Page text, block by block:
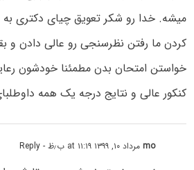
میشه. خدا رو شکر تعویق چیای دکتری
کردن ما رفتن نظرسنجی رو عالی دادن و
خواستن امتحان بدن مطمئنا خودشون
کنکور عالی و نتایج درجه یک همه
moمرداد ۱۰, ۱۳۹۹ at ۱۱:۱۹ ب٫ظ - Reply